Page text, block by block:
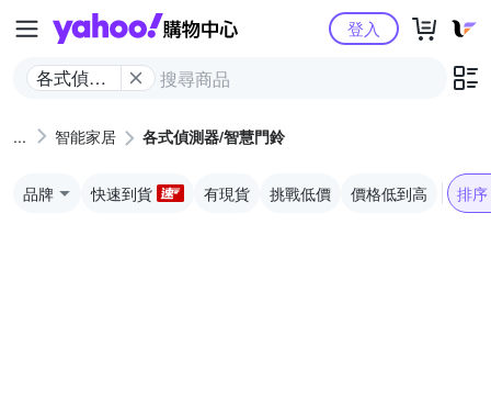
Yahoo購物中心
各式偵測
鈴
登入
智能家居 各式偵測器/智慧門鈴
品牌 快速到貨 有現貨 挑戰低價 價格低到高 排序